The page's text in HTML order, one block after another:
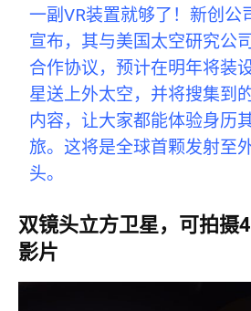
一副VR装置就够了！新创公
宣布，其与美国太空研究公
合作协议，预计在明年将装
星送上外太空，并将搜集到
内容，让大家都能体验身历
旅。这将是全球首颗发射至
头。
双镜头立方卫星，可拍摄
影片